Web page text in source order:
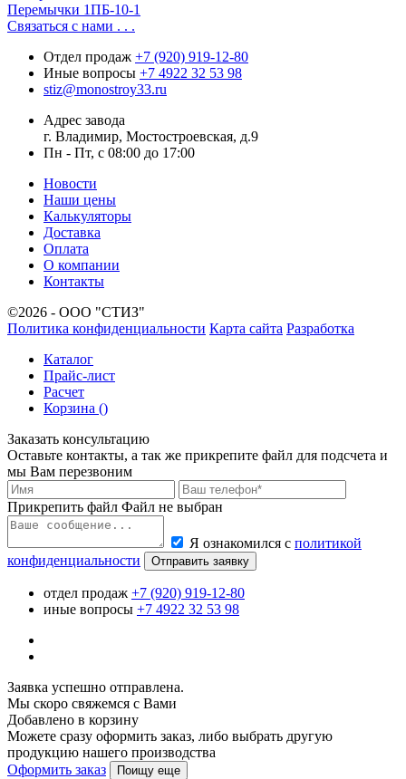
Перемычки 1ПБ-10-1
Связаться с нами . . .
Отдел продаж +7 (920) 919-12-80
Иные вопросы +7 4922 32 53 98
stiz@monostroy33.ru
Адрес завода
г. Владимир, Мостостроевская, д.9
Пн - Пт, с 08:00 до 17:00
Новости
Наши цены
Калькуляторы
Доставка
Оплата
О компании
Контакты
©2026 - ООО "СТИЗ"
Политика конфиденциальности Карта сайта Разработка
Каталог
Прайс-лист
Расчет
Корзина ()
Заказать консультацию
Оставьте контакты, а так же прикрепите файл для подсчета и
мы Вам перезвоним
Прикрепить файл Файл не выбран
Я ознакомился с политикой
конфиденциальности
Отправить заявку
отдел продаж +7 (920) 919-12-80
иные вопросы +7 4922 32 53 98
Заявка успешно отправлена.
Мы скоро свяжемся с Вами
Добавлено в корзину
Можете сразу оформить заказ, либо выбрать другую
продукцию нашего производства
Оформить заказ
Поищу еще